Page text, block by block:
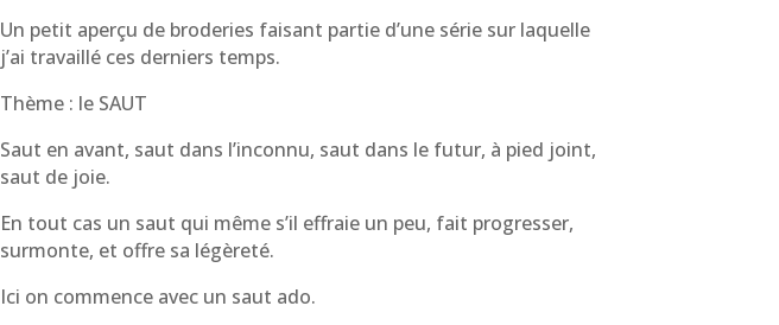
Un petit aperçu de broderies faisant partie d’une série sur laquelle
j’ai travaillé ces derniers temps.
Thème : le SAUT
Saut en avant, saut dans l’inconnu, saut dans le futur, à pied joint,
saut de joie.
En tout cas un saut qui même s’il effraie un peu, fait progresser,
surmonte, et offre sa légèreté.
Ici on commence avec un saut ado.